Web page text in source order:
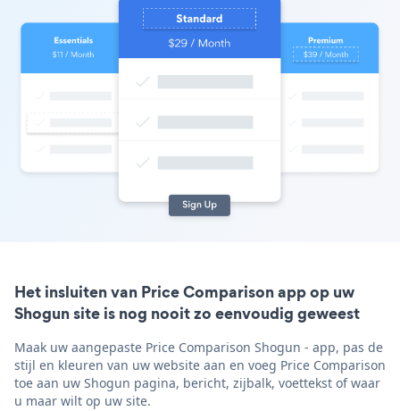
Het insluiten van Price Comparison app op uw
Shogun site is nog nooit zo eenvoudig geweest
Maak uw aangepaste Price Comparison Shogun - app, pas de
stijl en kleuren van uw website aan en voeg Price Comparison
toe aan uw Shogun pagina, bericht, zijbalk, voettekst of waar
u maar wilt op uw site.